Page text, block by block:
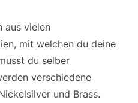
aus vielen
mit welchen du deine
du selber
verschiedene
und Brass.